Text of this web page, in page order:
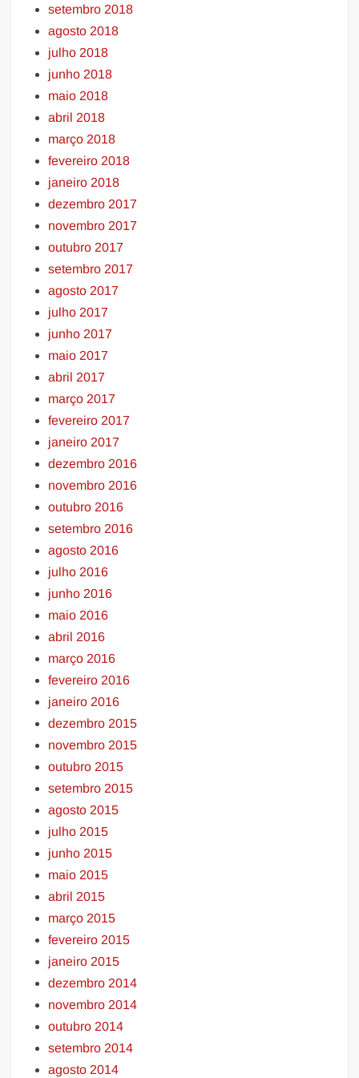
setembro 2018
agosto 2018
julho 2018
junho 2018
maio 2018
abril 2018
março 2018
fevereiro 2018
janeiro 2018
dezembro 2017
novembro 2017
outubro 2017
setembro 2017
agosto 2017
julho 2017
junho 2017
maio 2017
abril 2017
março 2017
fevereiro 2017
janeiro 2017
dezembro 2016
novembro 2016
outubro 2016
setembro 2016
agosto 2016
julho 2016
junho 2016
maio 2016
abril 2016
março 2016
fevereiro 2016
janeiro 2016
dezembro 2015
novembro 2015
outubro 2015
setembro 2015
agosto 2015
julho 2015
junho 2015
maio 2015
abril 2015
março 2015
fevereiro 2015
janeiro 2015
dezembro 2014
novembro 2014
outubro 2014
setembro 2014
agosto 2014